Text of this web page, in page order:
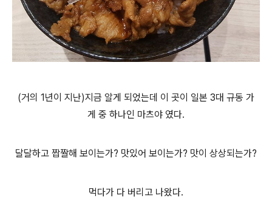
(거의 1년이 지난)지금 알게 되었는데 이 곳이 일본 3대 규동 가
게 중 하나인 마츠야 였다.
달달하고 짭짤해 보이는가? 맛있어 보이는가? 맛이 상상되는가?
먹다가 다 버리고 나왔다.